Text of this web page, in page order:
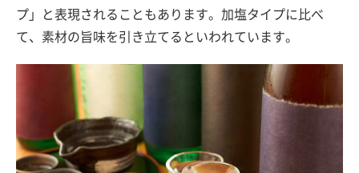
プ」と表現されることもあります。加塩タイプに比べ
て、素材の旨味を引き立てるといわれています。